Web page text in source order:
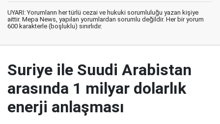
UYARI: Yorumların her türlü cezai ve hukuki sorumluluğu yazan kişiye
aittir. Mepa News, yapılan yorumlardan sorumlu değildir. Her bir yorum
600 karakterle (boşluklu) sınırlıdır.
Suriye ile Suudi Arabistan
arasında 1 milyar dolarlık
enerji anlaşması